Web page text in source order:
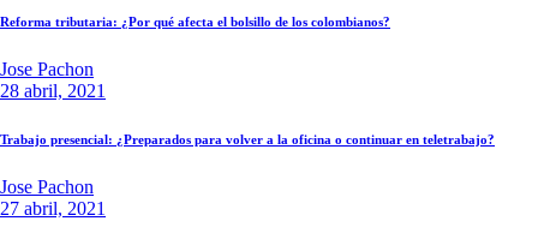
Reforma tributaria: ¿Por qué afecta el bolsillo de los colombianos?
Jose Pachon
28 abril, 2021
Trabajo presencial: ¿Preparados para volver a la oficina o continuar en teletrabajo?
Jose Pachon
27 abril, 2021